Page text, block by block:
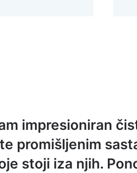
impresioniran
promišljenim
stoji iza njih.